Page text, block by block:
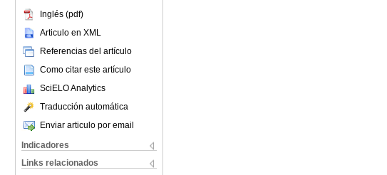
Inglés (pdf)
Articulo en XML
Referencias del artículo
Como citar este artículo
SciELO Analytics
Traducción automática
Enviar articulo por email
Indicadores
Links relacionados